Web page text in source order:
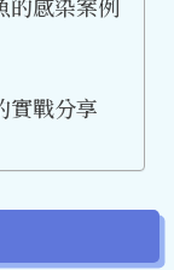
的感染案例
實戰分享